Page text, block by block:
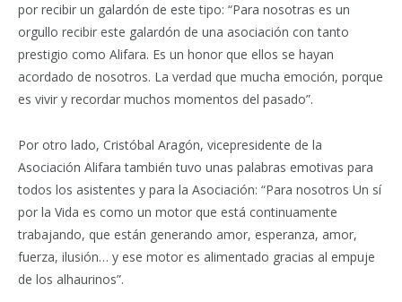
por recibir un galardón de este tipo: “Para nosotras es un
orgullo recibir este galardón de una asociación con tanto
prestigio como Alifara. Es un honor que ellos se hayan
acordado de nosotros. La verdad que mucha emoción, porque
es vivir y recordar muchos momentos del pasado”.
Por otro lado, Cristóbal Aragón, vicepresidente de la
Asociación Alifara también tuvo unas palabras emotivas para
todos los asistentes y para la Asociación: “Para nosotros Un sí
por la Vida es como un motor que está continuamente
trabajando, que están generando amor, esperanza, amor,
fuerza, ilusión… y ese motor es alimentado gracias al empuje
de los alhaurinos”.